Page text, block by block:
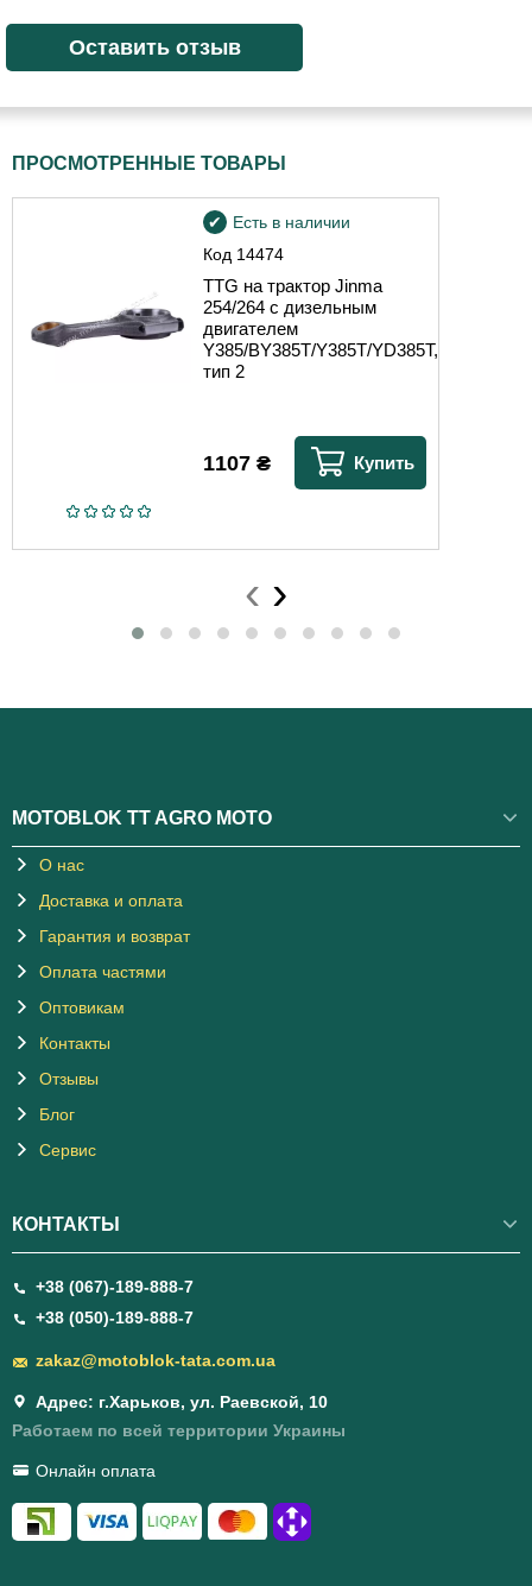
ПРОСМОТРЕННЫЕ ТОВАРЫ
Код 14474
Есть в наличии
TTG на трактор Jinma
254/264 с дизельным
двигателем
Y385/BY385T/Y385T/YD385T,
тип 2
1107 ₴ Купить
‹ ›
MOTOBLOK TT AGRO MOTO
О нас
Доставка и оплата
Гарантия и возврат
Оплата частями
Оптовикам
Контакты
Отзывы
Блог
Сервис
КОНТАКТЫ
+38 (067)-189-888-7
+38 (050)-189-888-7
zakaz@motoblok-tata.com.ua
Адрес: г.Харьков, ул. Раевской, 10
Работаем по всей территории Украины
Онлайн оплата